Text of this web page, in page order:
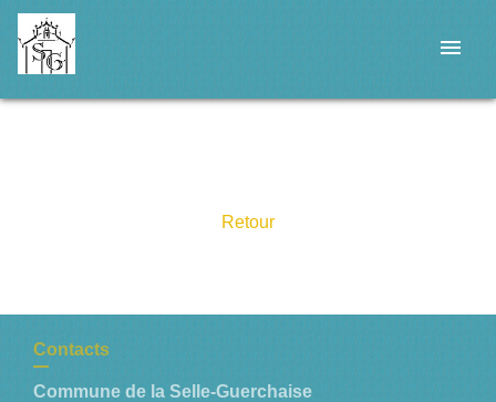
menu
Retour
Contacts
Commune de la Selle-Guerchaise